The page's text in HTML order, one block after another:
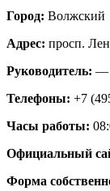
Город: Волжский
Адрес: просп.
Руководитель: —
Телефоны: +7
Часы работы:
Официальный
Форма